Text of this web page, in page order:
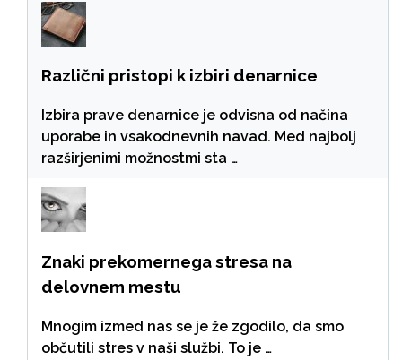
Različni pristopi k izbiri denarnice
Izbira prave denarnice je odvisna od načina
uporabe in vsakodnevnih navad. Med najbolj
razširjenimi možnostmi sta …
Znaki prekomernega stresa na
delovnem mestu
Mnogim izmed nas se je že zgodilo, da smo
občutili stres v naši službi. To je …